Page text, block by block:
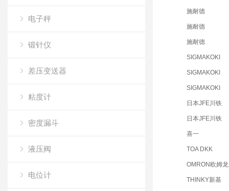
电子秤
锻针仪
差压变送器
粘度计
密度漏斗
液压阀
电位计
施耐德
施耐德
施耐德
SIGMAKOKI
SIGMAKOKI
SIGMAKOKI
日本JFE川铁
日本JFE川铁
喜一
TOA DKK
OMRON欧姆龙
THINKY新基